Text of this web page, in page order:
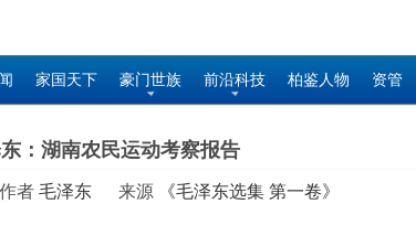
家国天下 豪门世族 前沿科技 柏鉴人物 资管
：湖南农民运动考察报告
者 毛泽东 来源 《毛泽东选集 第一卷》